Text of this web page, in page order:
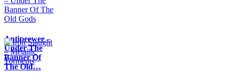
Antipeewee –
Under The
Banner Of
The Old…